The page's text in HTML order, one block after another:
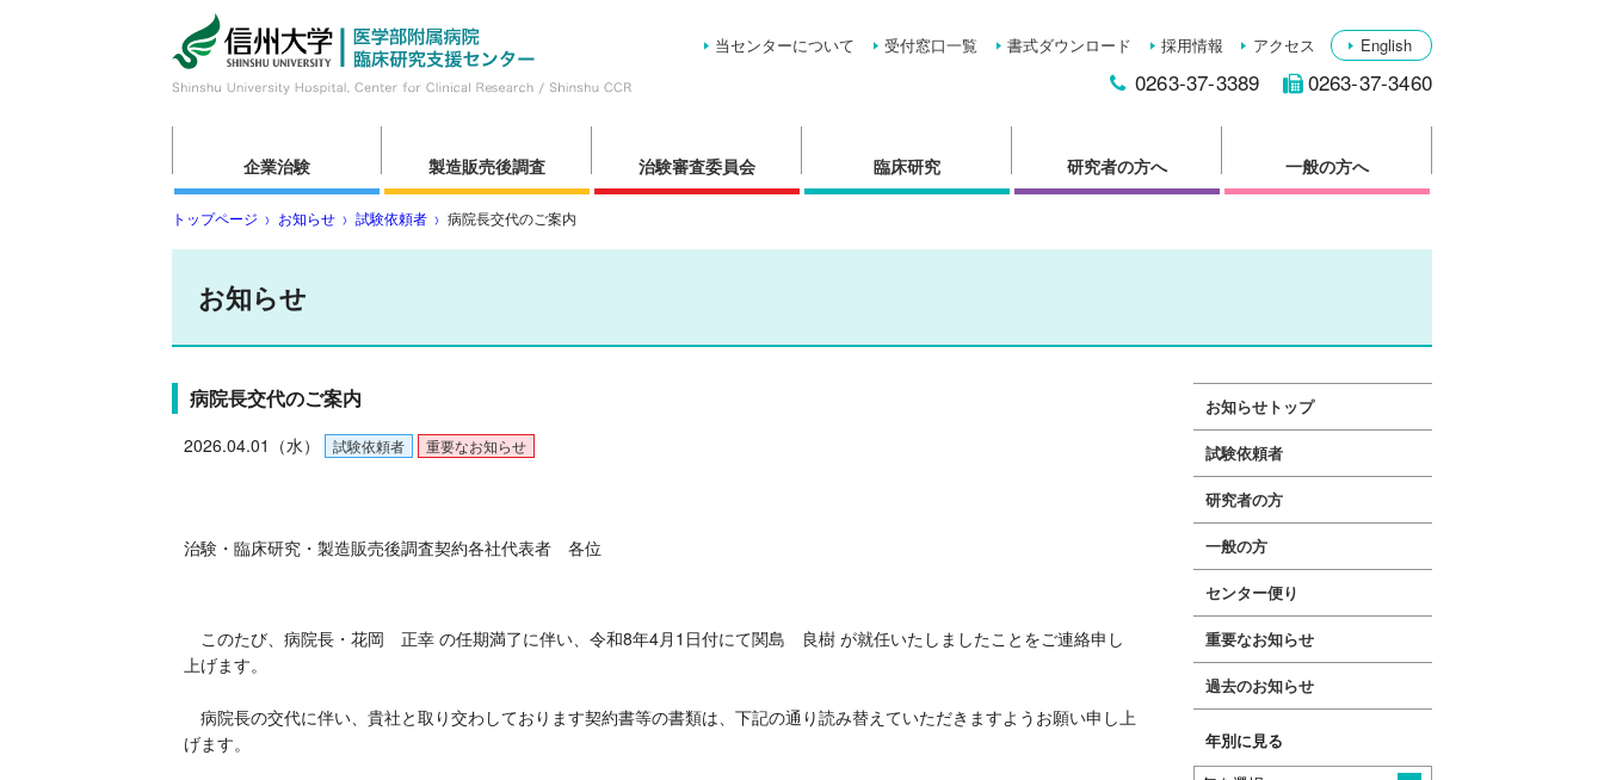
当センターについて 受付窓口一覧 書式ダウンロード 採用情報 アクセス English
0263-37-3389 0263-37-3460
企業治験 製造販売後調査 治験審査委員会 臨床研究 研究者の方へ 一般の方へ
トップページ お知らせ 試験依頼者 病院長交代のご案内
お知らせ
病院長交代のご案内
2026.04.01（水） 試験依頼者 重要なお知らせ
治験・臨床研究・製造販売後調査契約各社代表者 各位
このたび、病院長・花岡 正幸 の任期満了に伴い、令和8年4月1日付にて関島 良樹 が就任いたしましたことをご連絡申し
上げます。
病院長の交代に伴い、貴社と取り交わしております契約書等の書類は、下記の通り読み替えていただきますようお願い申し上
げます。
お知らせトップ
試験依頼者
研究者の方
一般の方
センター便り
重要なお知らせ
過去のお知らせ
年別に見る